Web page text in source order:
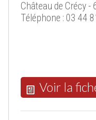
Château de Crécy -
Téléphone : 03 44
Voir la